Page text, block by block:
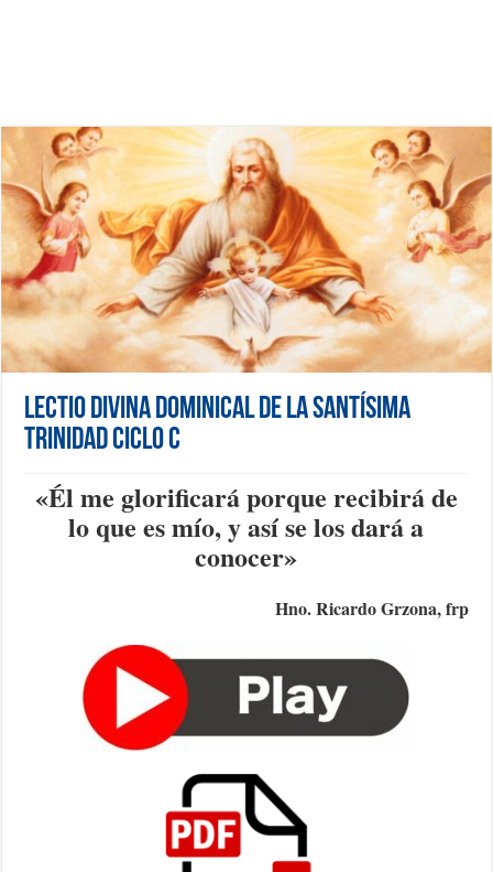
Lectio Divina Dominical de la Santísima
Trinidad Ciclo C
«Él me glorificará porque recibirá de
lo que es mío, y así se los dará a
conocer»
Hno. Ricardo Grzona, frp